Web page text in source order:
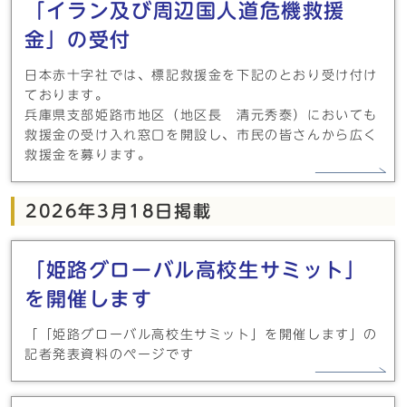
「イラン及び周辺国人道危機救援
金」の受付
日本赤十字社では、標記救援金を下記のとおり受け付け
ております。
兵庫県支部姫路市地区（地区長 清元秀泰）においても
救援金の受け入れ窓口を開設し、市民の皆さんから広く
救援金を募ります。
2026年3月18日掲載
「姫路グローバル高校生サミット」
を開催します
「「姫路グローバル高校生サミット」を開催します」の
記者発表資料のページです